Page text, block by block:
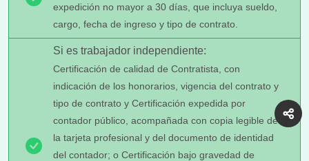
expedición no mayor a 30 días, que incluya sueldo,
cargo, fecha de ingreso y tipo de contrato.
Si es trabajador independiente:
Certificación de calidad de Contratista, con
indicación de los honorarios, vigencia del contrato y
tipo de contrato y Certificación expedida por
contador público, acompañada con copia legible de
la tarjeta profesional y del documento de identidad
del contador; o Certificación bajo gravedad de